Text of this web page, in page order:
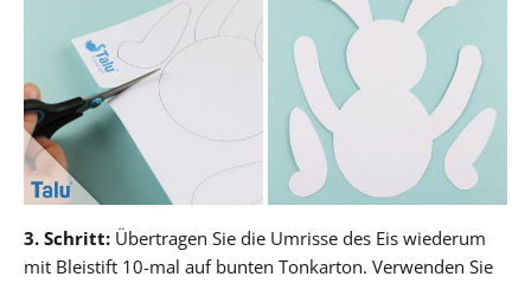
3. Schritt: Übertragen Sie die Umrisse des Eis wiederum
mit Bleistift 10-mal auf bunten Tonkarton. Verwenden Sie